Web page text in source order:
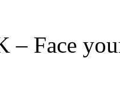
Face